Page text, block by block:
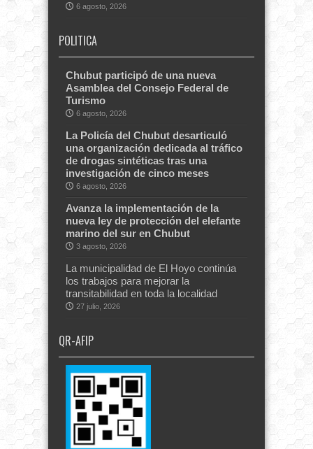
6 agosto, 2026
POLITICA
Chubut participó de una nueva
Asamblea del Consejo Federal de
Turismo
6 agosto, 2026
La Policía del Chubut desarticuló
una organización dedicada al tráfico
de drogas sintéticas tras una
investigación de cinco meses
6 agosto, 2026
Avanza la implementación de la
nueva ley de protección del elefante
marino del sur en Chubut
3 agosto, 2026
La municipalidad de El Hoyo continúa
los trabajos para mejorar la
transitabilidad en toda la localidad
27 julio, 2026
QR-AFIP